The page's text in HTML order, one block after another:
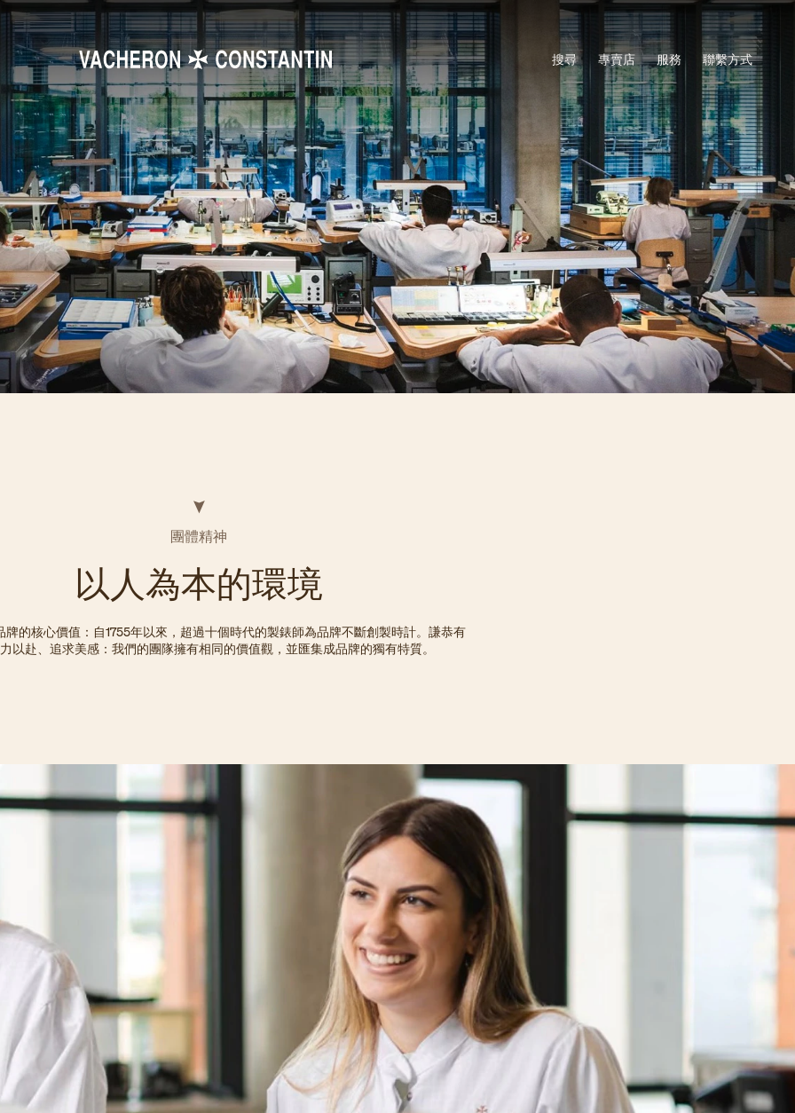
搜尋 專賣店 服務 聯繫方式
團體精神
以人為本的環境
牌的核心價值：自1755年以來，超過十個時代的製錶師為品牌不斷創製時計。謙恭有
以赴、追求美感：我們的團隊擁有相同的價值觀，並匯集成品牌的獨有特質。